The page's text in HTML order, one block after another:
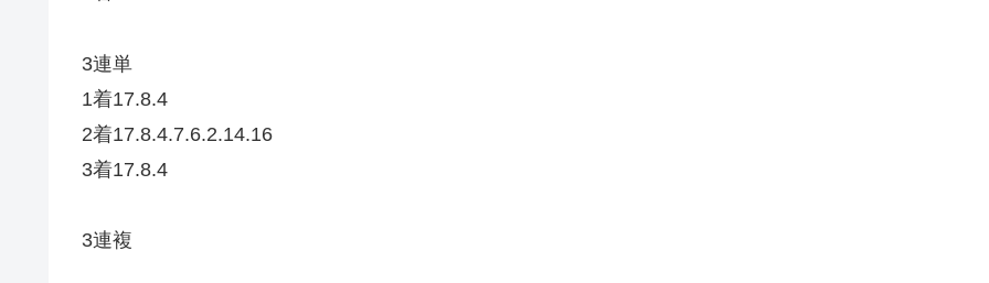
3連単
1着17.8.4
2着17.8.4.7.6.2.14.16
3着17.8.4
3連複